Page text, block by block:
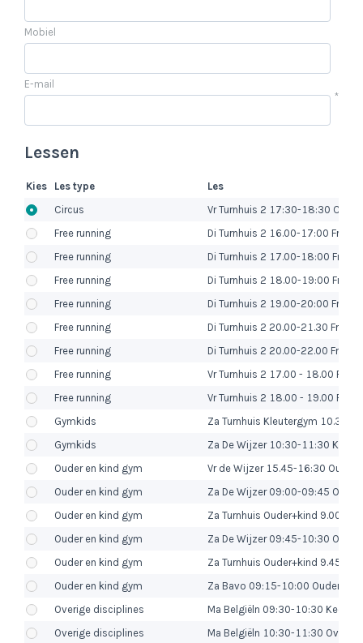
Mobiel
E-mail
*
Lessen
Kies Les type
Les
Circus
Vr Turnhuis 2 17:30-18:30 Circus
Free running
Di Turnhuis 2 16.00-17:00
Free running
Di Turnhuis 2 17.00-18:00
Free running
Di Turnhuis 2 18.00-19:00
Free running
Di Turnhuis 2 19.00-20:00
Free running
Di Turnhuis 2 20.00-21.30
Free running
Di Turnhuis 2 20.00-22.00
Free running
Vr Turnhuis 2 17.00 - 18.00
Free running
Vr Turnhuis 2 18.00 - 19.00
Gymkids
Za Turnhuis Kleutergym 10.30 -
Gymkids
Za De Wijzer 10:30-11:30
Ouder en kind gym
Vr de Wijzer 15.45-16:30
Ouder en kind gym
Za De Wijzer 09:00-09:45
Ouder en kind gym
Za Turnhuis Ouder+kind 9.00 -
Ouder en kind gym
Za De Wijzer 09:45-10:30
Ouder en kind gym
Za Turnhuis Ouder+kind 9.45 -
Ouder en kind gym
Za Bavo 09:15-10:00
Overige disciplines
Ma Belgiëln 09:30-10:30 Keep Fit
Overige disciplines
Ma Belgiëln 10:30-11:30